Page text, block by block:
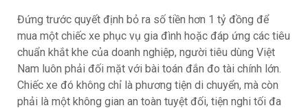
Đứng trước quyết định bỏ ra số tiền hơn 1 tỷ đồng để
mua một chiếc xe phục vụ gia đình hoặc đáp ứng các tiêu
chuẩn khắt khe của doanh nghiệp, người tiêu dùng Việt
Nam luôn phải đối mặt với bài toán đắn đo tài chính lớn.
Chiếc xe đó không chỉ là phương tiện di chuyển, mà còn
phải là một không gian an toàn tuyệt đối, tiện nghi tối đa